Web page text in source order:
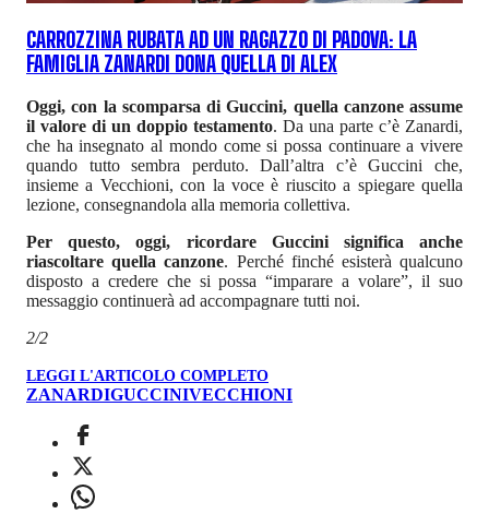
CARROZZINA RUBATA AD UN RAGAZZO DI PADOVA: LA
FAMIGLIA ZANARDI DONA QUELLA DI ALEX
Oggi, con la scomparsa di Guccini, quella canzone assume
il valore di un doppio testamento. Da una parte c’è Zanardi,
che ha insegnato al mondo come si possa continuare a vivere
quando tutto sembra perduto. Dall’altra c’è Guccini che,
insieme a Vecchioni, con la voce è riuscito a spiegare quella
lezione, consegnandola alla memoria collettiva.
Per questo, oggi, ricordare Guccini significa anche
riascoltare quella canzone. Perché finché esisterà qualcuno
disposto a credere che si possa “imparare a volare”, il suo
messaggio continuerà ad accompagnare tutti noi.
2/2
LEGGI L'ARTICOLO COMPLETO
ZANARDIGUCCINIVECCHIONI